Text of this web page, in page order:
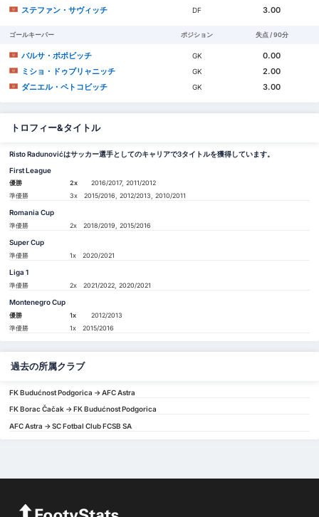
ステファン・サヴィッチ
DF 3.00
ゴールキーパー ポジション 失点 / 90分
バルサ・ポポビッチ GK
0.00
ミショ・ドゥブリャニッチ
GK
2.00
ダニエル・ペトコビッチ
GK 3.00
トロフィー&タイトル
Risto Radunovićはサッカー選手としてのキャリアで3タイトルを獲得しています。
First League
優勝 2x
2016/2017, 2011/2012
準優勝
3x 2015/2016, 2012/2013, 2010/2011
Romania Cup
準優勝 2x 2018/2019, 2015/2016
Super Cup
準優勝 1x 2020/2021
Liga 1
準優勝 2x 2021/2022, 2020/2021
Montenegro Cup
優勝 1x
2012/2013
準優勝
1x 2015/2016
過去の所属クラブ
FK Budućnost Podgorica -> AFC Astra
FK Borac Čačak -> FK Budućnost Podgorica
AFC Astra -> SC Fotbal Club FCSB SA